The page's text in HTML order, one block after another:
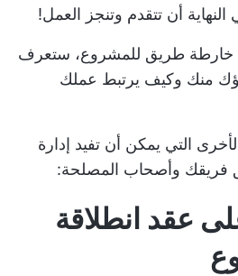
أن تتقدم وتنجز العمل!
طريق للمشروع، ستعرف
منك وكيف يرتبط عملك
التي يمكن أن تفيد إدارة
فريقك وأصحاب المصلحة:
عقد انطلاقة